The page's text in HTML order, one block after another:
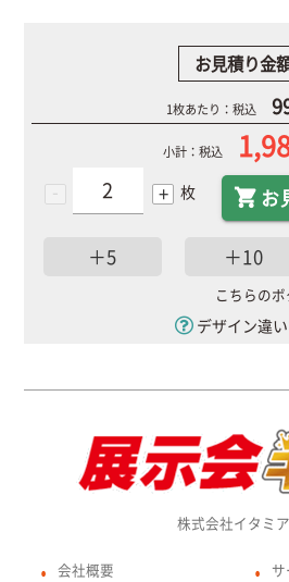
お見積り金
1枚あたり：税込
小計：税込
- + 枚 お
＋5 ＋10
こちらの
デザイン違
株式会社イタミ
● 会社概要 ●